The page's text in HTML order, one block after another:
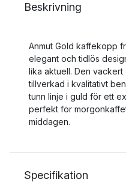
Beskrivning
Anmut Gold kaffekopp
elegant och tidlös
lika aktuell. Den
tillverkad i kvalitativt
tunn linje i guld för ett
perfekt för
middagen.
Specifikation